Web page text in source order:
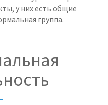
у них есть общие
группа.